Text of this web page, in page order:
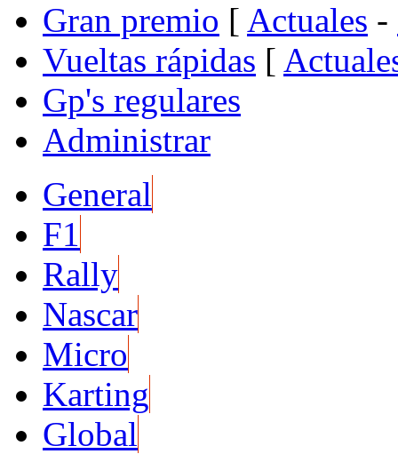
Gran premio [ Actuales -
Vueltas rápidas [
Gp's regulares
Administrar
General
F1
Rally
Nascar
Micro
Karting
Global